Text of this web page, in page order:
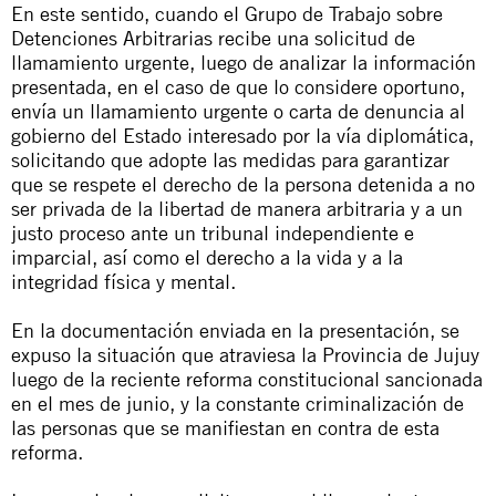
En este sentido, cuando el Grupo de Trabajo sobre
Detenciones Arbitrarias recibe una solicitud de
llamamiento urgente, luego de analizar la información
presentada, en el caso de que lo considere oportuno,
envía un llamamiento urgente o carta de denuncia al
gobierno del Estado interesado por la vía diplomática,
solicitando que adopte las medidas para garantizar
que se respete el derecho de la persona detenida a no
ser privada de la libertad de manera arbitraria y a un
justo proceso ante un tribunal independiente e
imparcial, así como el derecho a la vida y a la
integridad física y mental.
En la documentación enviada en la presentación, se
expuso la situación que atraviesa la Provincia de Jujuy
luego de la reciente reforma constitucional sancionada
en el mes de junio, y la constante criminalización de
las personas que se manifiestan en contra de esta
reforma.